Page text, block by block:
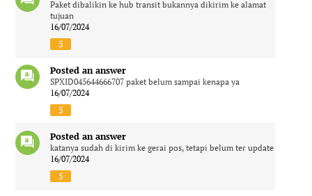
Paket dibalikin ke hub transit bukannya dikirim ke alamat
tujuan
16/07/2024
5
Posted an answer
SPXID045644666707 paket belum sampai kenapa ya
16/07/2024
5
Posted an answer
katanya sudah di kirim ke gerai pos, tetapi belum ter update
16/07/2024
5